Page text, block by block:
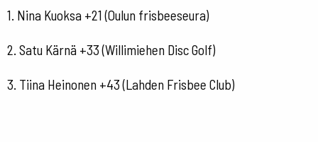
1. Nina Kuoksa +21 (Oulun frisbeeseura)
2. Satu Kärnä +33 (Willimiehen Disc Golf)
3. Tiina Heinonen +43 (Lahden Frisbee Club)